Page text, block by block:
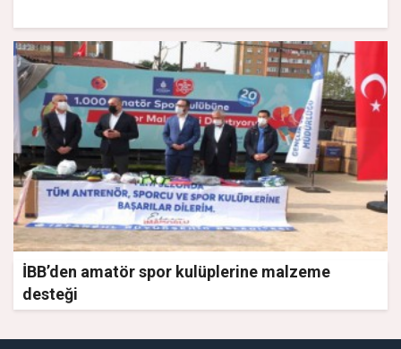
İBB’den amatör spor kulüplerine malzeme
desteği